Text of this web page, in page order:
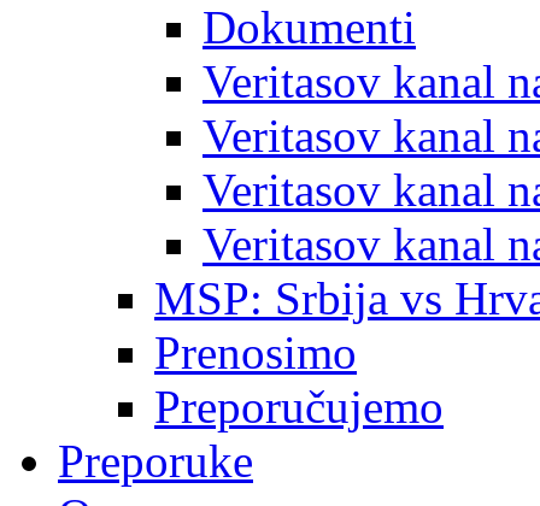
Dokumenti
Veritasov kanal
Veritasov kanal
Veritasov kanal
Veritasov kanal
MSP: Srbija vs
Prenosimo
Preporučujemo
Preporuke